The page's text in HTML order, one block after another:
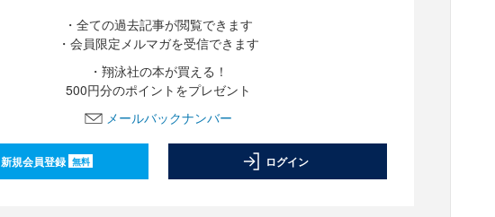
・全ての過去記事が閲覧できます
・会員限定メルマガを受信できます
・翔泳社の本が買える！
500円分のポイントをプレゼント
メールバックナンバー
新規会員登録 無料 ログイン